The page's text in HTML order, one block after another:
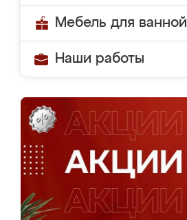
Мебель для ванной
Наши работы